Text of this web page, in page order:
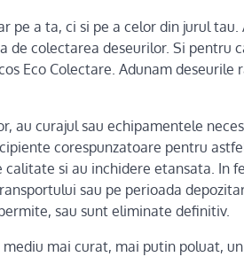
pe a ta, ci si pe a celor din jurul tau.
de colectarea deseurilor. Si pentru
Eco Colectare. Adunam deseurile
au curajul sau echipamentele
corespunzatoare pentru
si au inchidere etansata. In
sau pe perioada
sau sunt eliminate definitiv.
mai curat, mai putin poluat,